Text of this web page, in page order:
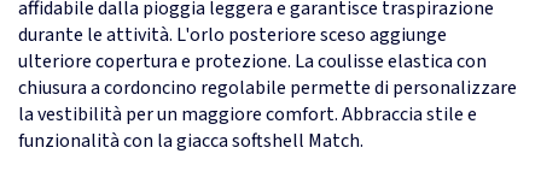
affidabile dalla pioggia leggera e garantisce traspirazione
durante le attività. L'orlo posteriore sceso aggiunge
ulteriore copertura e protezione. La coulisse elastica con
chiusura a cordoncino regolabile permette di personalizzare
la vestibilità per un maggiore comfort. Abbraccia stile e
funzionalità con la giacca softshell Match.